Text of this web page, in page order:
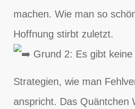
machen. Wie man so
Hoffnung stirbt zuletzt.
Grund 2: Es gibt keine
Strategien, wie man
anspricht. Das Quäntchen